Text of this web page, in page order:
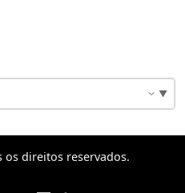
os direitos reservados.